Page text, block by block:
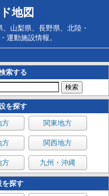
地図
山梨県、長野県、北陸・
運動施設情報。
索する
を探す
方 関東地方
方 関西地方
方 九州・沖縄
を探す